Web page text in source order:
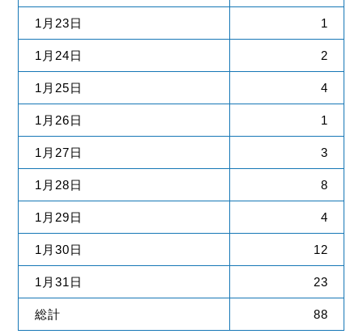
1月23日 1
1月24日 2
1月25日 4
1月26日 1
1月27日 3
1月28日 8
1月29日 4
1月30日 12
1月31日 23
総計 88